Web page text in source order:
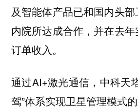
及智能体产品已和国内头
内院所达成合作，并在去
订单收入。
通过AI+激光通信，中科天
驾”体系实现卫星管理模式的